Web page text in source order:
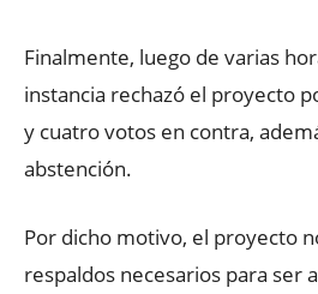
Finalmente, luego de varias
instancia rechazó el proyecto
y cuatro votos en contra,
abstención.
Por dicho motivo, el proyecto
respaldos necesarios para ser